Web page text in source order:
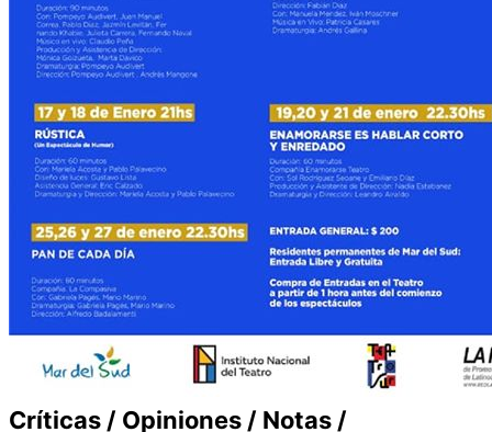
Críticas / Opiniones / Notas /